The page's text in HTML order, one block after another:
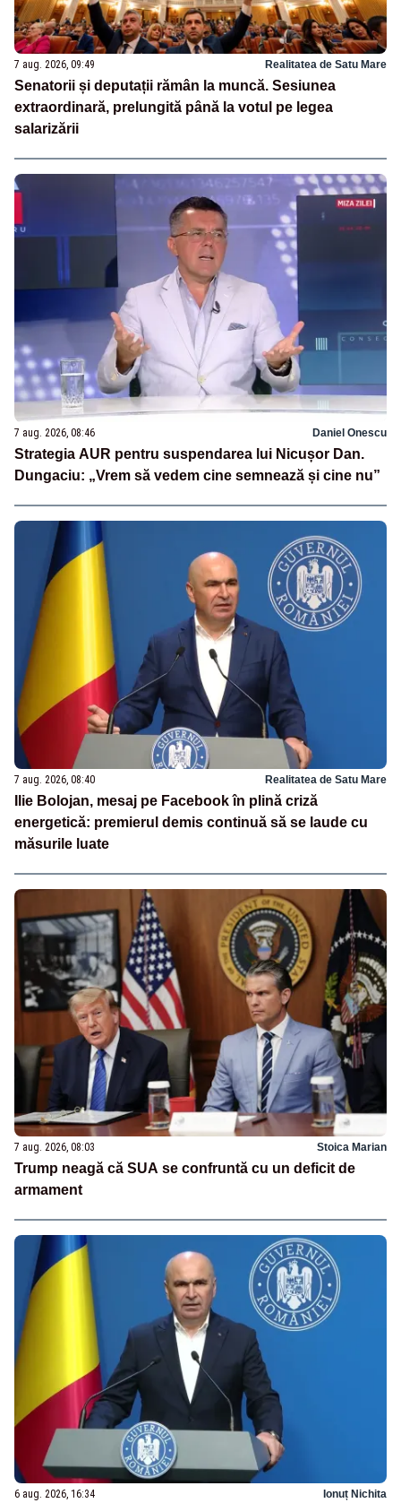
7 aug. 2026, 09:49 Realitatea de Satu Mare
Senatorii și deputații rămân la muncă. Sesiunea
extraordinară, prelungită până la votul pe legea
salarizării
7 aug. 2026, 08:46 Daniel Onescu
Strategia AUR pentru suspendarea lui Nicușor Dan.
Dungaciu: „Vrem să vedem cine semnează și cine nu”
7 aug. 2026, 08:40 Realitatea de Satu Mare
Ilie Bolojan, mesaj pe Facebook în plină criză
energetică: premierul demis continuă să se laude cu
măsurile luate
7 aug. 2026, 08:03 Stoica Marian
Trump neagă că SUA se confruntă cu un deficit de
armament
6 aug. 2026, 16:34 Ionuț Nichita